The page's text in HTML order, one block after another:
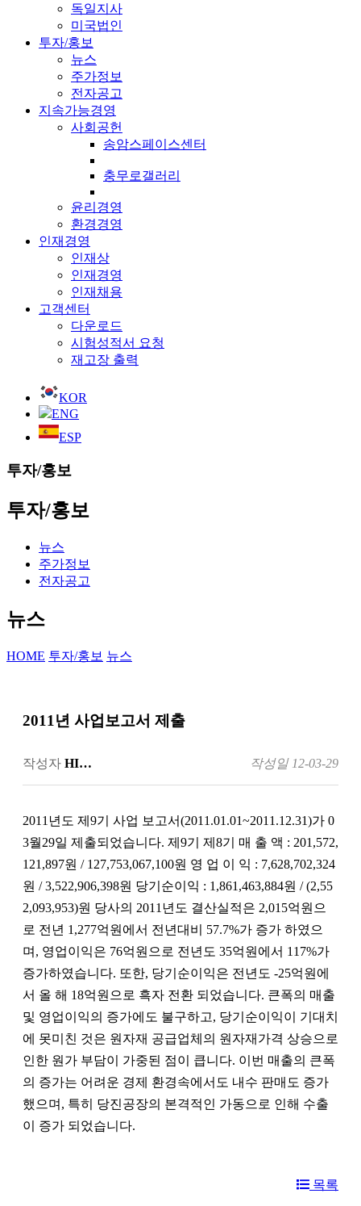
독일지사
미국법인
투자/홍보
뉴스
주가정보
전자공고
지속가능경영
사회공헌
송암스페이스센터
충무로갤러리
윤리경영
환경경영
인재경영
인재상
인재경영
인재채용
고객센터
다운로드
시험성적서 요청
재고장 출력
KOR
ENG
ESP
투자/홍보
투자/홍보
뉴스
주가정보
전자공고
뉴스
HOME 투자/홍보 뉴스
2011년 사업보고서 제출
작성자 HI… 작성일12-03-29
2011년도 제9기 사업 보고서(2011.01.01~2011.12.31)가 0
3월29일 제출되었습니다. 제9기 제8기 매 출 액 : 201,572,
121,897원 / 127,753,067,100원 영 업 이 익 : 7,628,702,324
원 / 3,522,906,398원 당기순이익 : 1,861,463,884원 / (2,55
2,093,953)원 당사의 2011년도 결산실적은 2,015억원으
로 전년 1,277억원에서 전년대비 57.7%가 증가 하였으
며, 영업이익은 76억원으로 전년도 35억원에서 117%가
증가하였습니다. 또한, 당기순이익은 전년도 -25억원에
서 올 해 18억원으로 흑자 전환 되었습니다. 큰폭의 매출
및 영업이익의 증가에도 불구하고, 당기순이익이 기대치
에 못미친 것은 원자재 공급업체의 원자재가격 상승으로
인한 원가 부담이 가중된 점이 큽니다. 이번 매출의 큰폭
의 증가는 어려운 경제 환경속에서도 내수 판매도 증가
했으며, 특히 당진공장의 본격적인 가동으로 인해 수출
이 증가 되었습니다.
목록